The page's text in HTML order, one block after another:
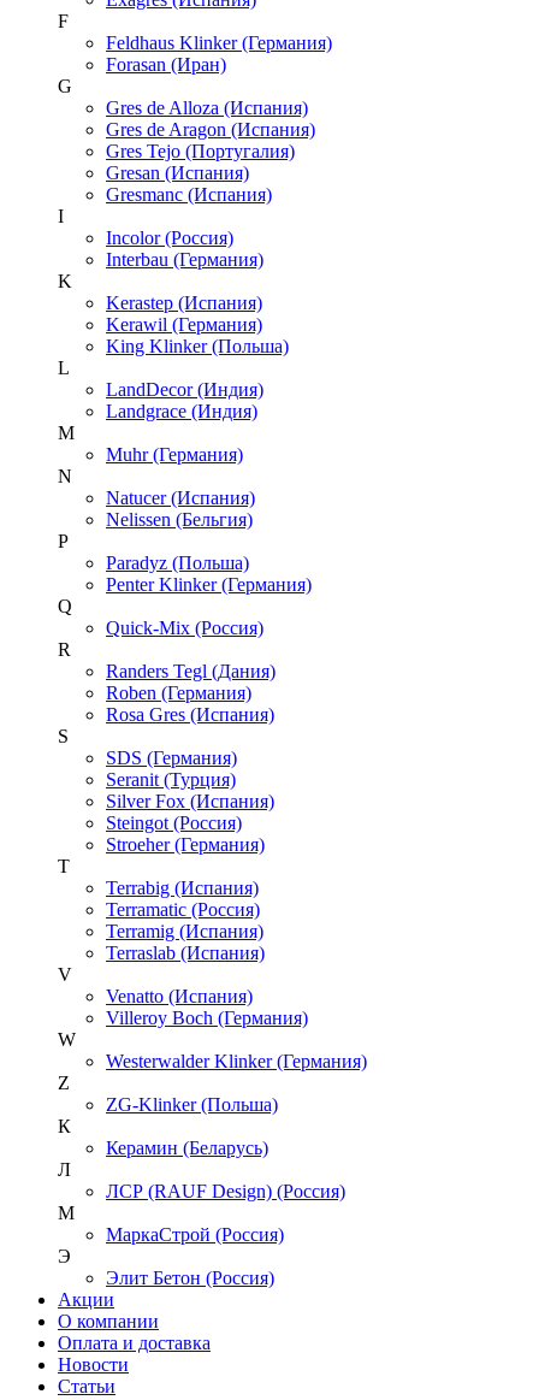
F
Feldhaus Klinker (Германия)
Forasan (Иран)
G
Gres de Alloza (Испания)
Gres de Aragon (Испания)
Gres Tejo (Португалия)
Gresan (Испания)
Gresmanc (Испания)
I
Incolor (Россия)
Interbau (Германия)
K
Kerastep (Испания)
Kerawil (Германия)
King Klinker (Польша)
L
LandDecor (Индия)
Landgrace (Индия)
M
Muhr (Германия)
N
Natucer (Испания)
Nelissen (Бельгия)
P
Paradyz (Польша)
Penter Klinker (Германия)
Q
Quick-Mix (Россия)
R
Randers Tegl (Дания)
Roben (Германия)
Rosa Gres (Испания)
S
SDS (Германия)
Seranit (Турция)
Silver Fox (Испания)
Steingot (Россия)
Stroeher (Германия)
T
Terrabig (Испания)
Terramatic (Россия)
Terramig (Испания)
Terraslab (Испания)
V
Venatto (Испания)
Villeroy Boch (Германия)
W
Westerwalder Klinker (Германия)
Z
ZG-Klinker (Польша)
К
Керамин (Беларусь)
Л
ЛСР (RAUF Design) (Россия)
М
МаркаСтрой (Россия)
Э
Элит Бетон (Россия)
Акции
О компании
Оплата и доставка
Новости
Статьи